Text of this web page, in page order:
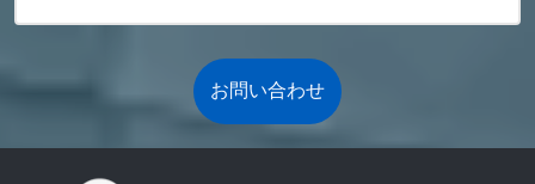
お問い合わせ